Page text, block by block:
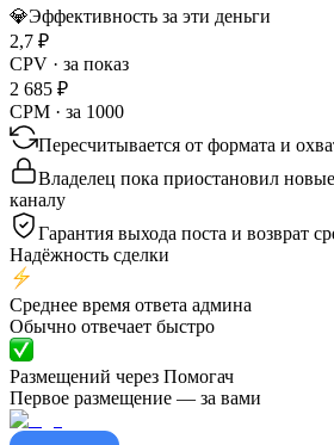
💎Эффективность за эти деньги
2,7 ₽
CPV · за показ
2 685 ₽
CPM · за 1000
Пересчитывается от формата и
Владелец пока приостановил
каналу
Гарантия выхода поста и возврат
Надёжность сделки
Среднее время ответа админа
Обычно отвечает быстро
Размещений через Помогач
Первое размещение — за вами